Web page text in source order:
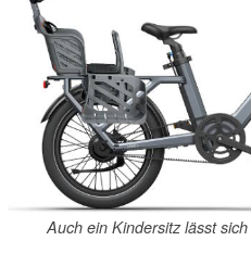
Auch ein Kindersitz lässt